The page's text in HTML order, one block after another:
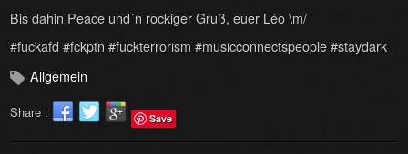
Bis dahin Peace und´n rockiger Gruß, euer Léo \m/
#fuckafd #fckptn #fuckterrorism #musicconnectspeople #staydark
Allgemein
Share : Save